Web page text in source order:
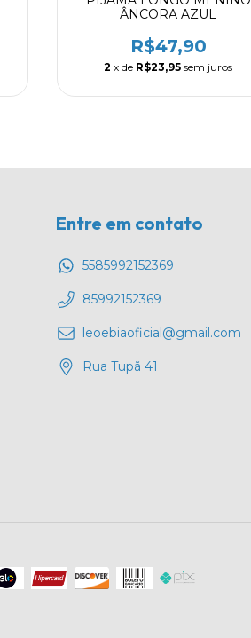
ÂNCORA AZUL
R$47,90
2 x de R$23,95 sem juros
Entre em contato
5585992152369
85992152369
leoebiaoficial@gmail.com
Rua Tupã 41